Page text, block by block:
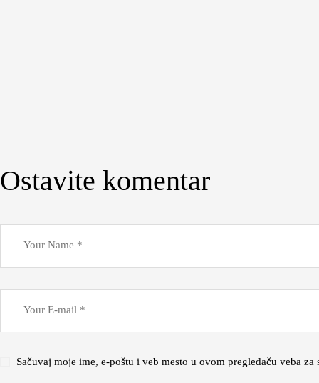
Ostavite komentar
Sačuvaj moje ime, e-poštu i veb mesto u ovom pregledaču veba za